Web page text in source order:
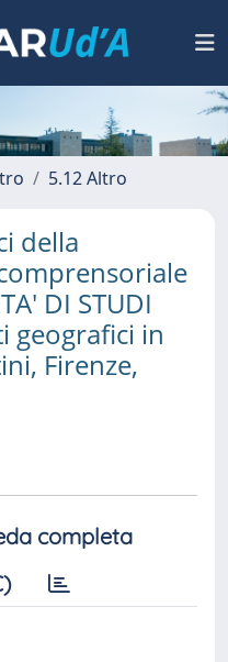
5.12 Altro
della
DI STUDI
geografici in
Firenze,
completa